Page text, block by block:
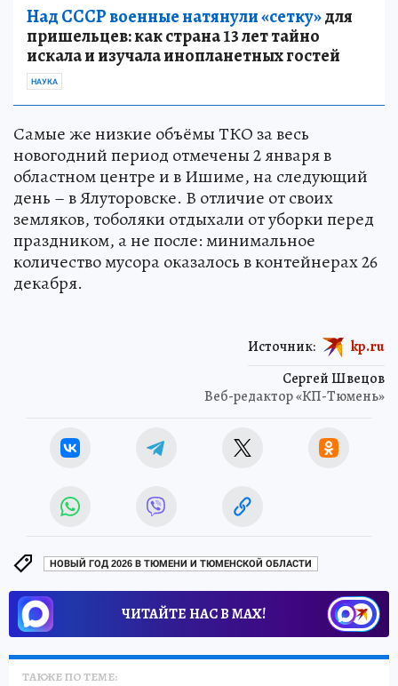
Над СССР военные натянули «сетку»для
пришельцев: как страна 13 лет тайно
искала и изучала инопланетных гостей
НАУКА
Самые же низкие объёмы ТКО за весь
новогодний период отмечены 2 января в
областном центре и в Ишиме, на следующий
день – в Ялуторовске. В отличие от своих
земляков, тоболяки отдыхали от уборки перед
праздником, а не после: минимальное
количество мусора оказалось в контейнерах 26
декабря.
Сергей Швецов
Веб-редактор «КП-Тюмень»
Источник: kp.ru
НОВЫЙ ГОД 2026 В ТЮМЕНИ И ТЮМЕНСКОЙ ОБЛАСТИ
ЧИТАЙТЕ НАС В МАХ!
ТАКЖЕ ПО ТЕМЕ: